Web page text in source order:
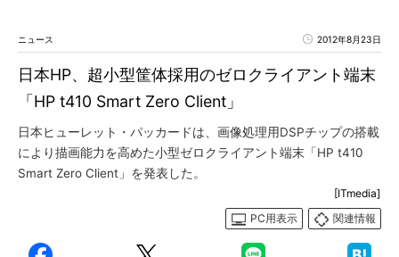
ニュース 2012年8月23日
日本HP、超小型筐体採用のゼロクライアント端末
「HP t410 Smart Zero Client」
日本ヒューレット・パッカードは、画像処理用DSPチップの搭載
により描画能力を高めた小型ゼロクライアント端末「HP t410
Smart Zero Client」を発表した。
[ITmedia]
PC用表示
関連情報